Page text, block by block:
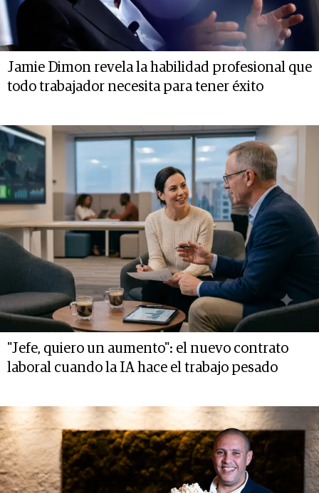
Jamie Dimon revela la habilidad profesional que
todo trabajador necesita para tener éxito
"Jefe, quiero un aumento": el nuevo contrato
laboral cuando la IA hace el trabajo pesado